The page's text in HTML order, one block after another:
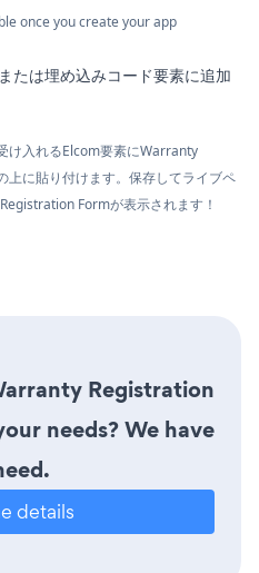
once you create your app
は埋め込みコード要素に追加
け入れるElcom要素にWarranty
に貼り付けます。保存してライブペ
Formが表示されます！
Registration
needs? We have
details